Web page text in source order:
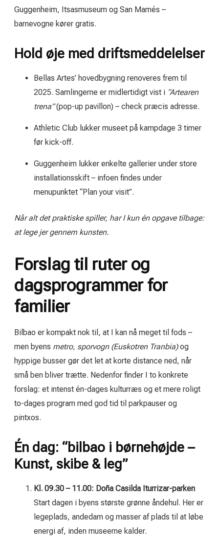
Guggenheim, Itsasmuseum og San Mamés –
barnevogne kører gratis.
Hold øje med driftsmeddelelser
Bellas Artes’ hovedbygning renoveres frem til
2025. Samlingerne er midlertidigt vist i “Artearen
trena”(pop-up pavillon) – check præcis adresse.
Athletic Club lukker museet på kampdage 3 timer
før kick-off.
Guggenheim lukker enkelte gallerier under store
installationsskift – infoen findes under
menupunktet “Plan your visit”.
Når alt det praktiske spiller, har I kun én opgave tilbage:
at lege jer gennem kunsten.
Forslag til ruter og
dagsprogrammer for
familier
Bilbao er kompakt nok til, at I kan nå meget til fods –
men byens metro, sporvogn (Euskotren Tranbia)og
hyppige busser gør det let at korte distance ned, når
små ben bliver trætte. Nedenfor finder I to konkrete
forslag: et intenst én-dages kulturræs og et mere roligt
to-dages program med god tid til parkpauser og
pintxos.
Én dag: “bilbao i børnehøjde –
Kunst, skibe & leg”
Kl. 09.30 – 11.00: Doña Casilda Iturrizar-parken
Start dagen i byens største grønne åndehul. Her er
legeplads, andedam og masser af plads til at løbe
energi af, inden museerne kalder.